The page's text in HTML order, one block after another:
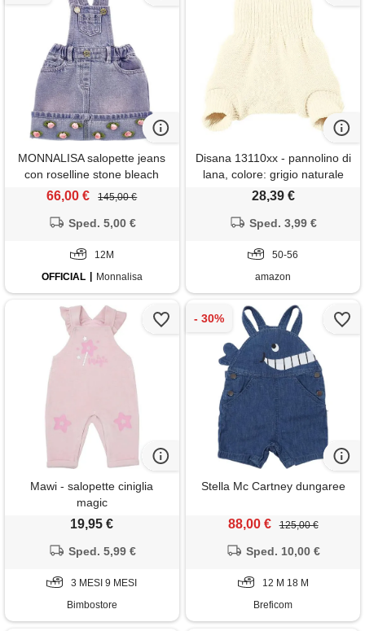
MONNALISA salopette jeans
con roselline stone bleach
66,00 € 145,00 €
Sped. 5,00 €
12M
OFFICIAL
Monnalisa
Disana 13110xx - pannolino di
lana, colore: grigio naturale
50-56
28,39 €
Sped. 3,99 €
50-56
amazon
Mawi - salopette ciniglia
magic
19,95 €
Sped. 5,99 €
3 MESI 9 MESI
Bimbostore
Stella Mc Cartney dungaree
88,00 € 125,00 €
Sped. 10,00 €
12 M 18 M
Breficom